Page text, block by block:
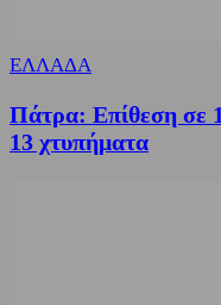
ΕΛΛΑΔΑ
Πάτρα: Επίθεση σε
13 χτυπήματα